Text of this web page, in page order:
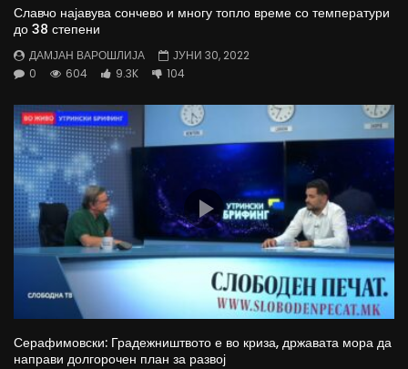
Славчо најавува сончево и многу топло време со температури
до 38 степени
ДАМЈАН ВАРОШЛИЈА
ЈУНИ 30, 2022
0
604 9.3K 104
Серафимовски: Градежништвото е во криза, државата мора да
направи долгорочен план за развој